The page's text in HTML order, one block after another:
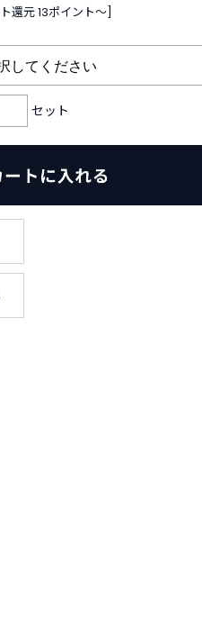
還元 13ポイント〜]
セット